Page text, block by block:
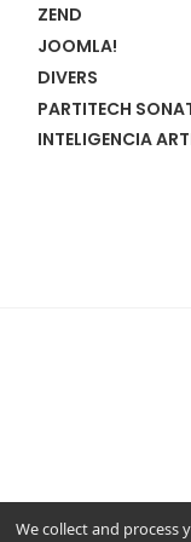
ZEND
JOOMLA!
DIVERS
PARTITECH
INTELIGENCIA
We collect and